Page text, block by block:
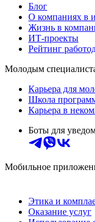
Блог
О компаниях в
Жизнь в
ИТ-проекты
Рейтинг
Молодым
Карьера для
Школа
Карьера в
Боты для
Мобильное
Этика и
Оказание услуг